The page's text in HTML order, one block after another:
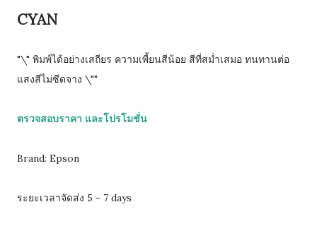
CYAN
"\" พิมพ์ได้อย่างเสถียร ความเพี้ยนสีน้อย สีที่สม่ำเสมอ ทนทานต่อ
แสงสีไม่ซีดจาง \""
ตรวจสอบราคา และโปรโมชั่น
Brand: Epson
ระยะเวลาจัดส่ง 5 - 7 days